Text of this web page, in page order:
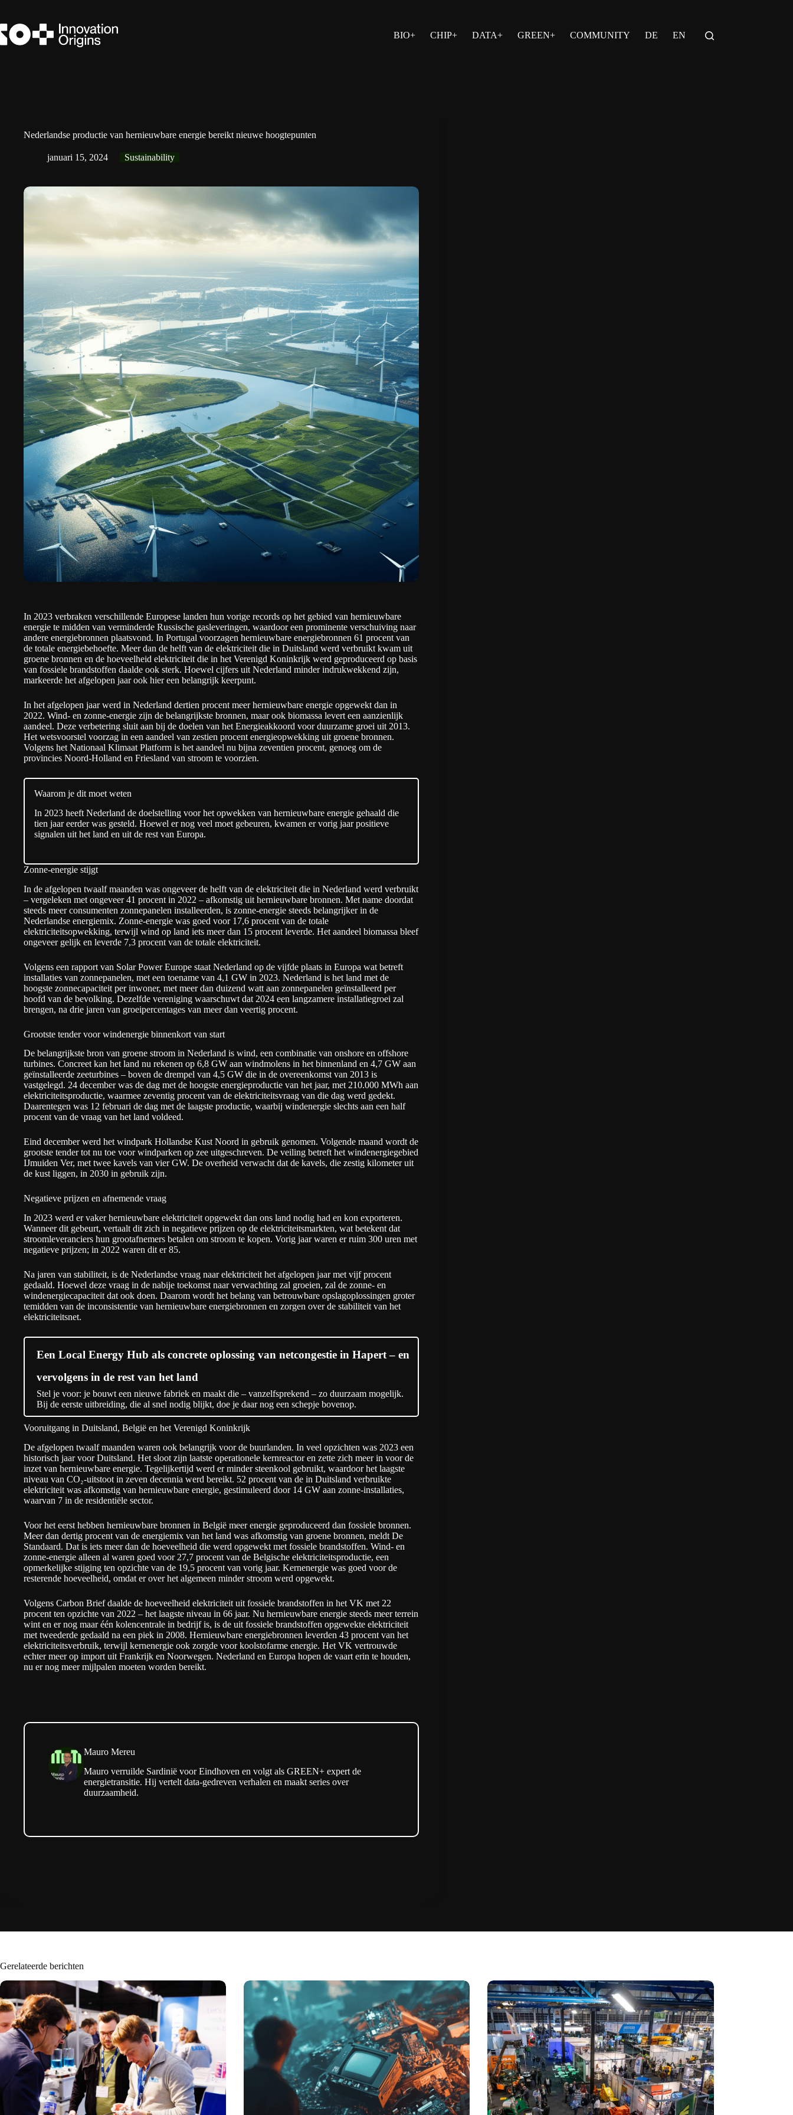
de
inhoud
BIO+ CHIP+ DATA+ GREEN+ COMMUNITY DE EN
Nederlandse productie van hernieuwbare energie bereikt nieuwe hoogtepunten
januari 15, 2024 Sustainability
In 2023 verbraken verschillende Europese landen hun vorige records op het gebied van hernieuwbare
energie te midden van verminderde Russische gasleveringen, waardoor een prominente verschuiving naar
andere energiebronnen plaatsvond. In Portugal voorzagen hernieuwbare energiebronnen 61 procent van
de totale energiebehoefte. Meer dan de helft van de elektriciteit die in Duitsland werd verbruikt kwam uit
groene bronnen en de hoeveelheid elektriciteit die in het Verenigd Koninkrijk werd geproduceerd op basis
van fossiele brandstoffen daalde ook sterk. Hoewel cijfers uit Nederland minder indrukwekkend zijn,
markeerde het afgelopen jaar ook hier een belangrijk keerpunt.
In het afgelopen jaar werd in Nederland dertien procent meer hernieuwbare energie opgewekt dan in
2022. Wind- en zonne-energie zijn de belangrijkste bronnen, maar ook biomassa levert een aanzienlijk
aandeel. Deze verbetering sluit aan bij de doelen van het Energieakkoord voor duurzame groei uit 2013.
Het wetsvoorstel voorzag in een aandeel van zestien procent energieopwekking uit groene bronnen.
Volgens het Nationaal Klimaat Platform is het aandeel nu bijna zeventien procent, genoeg om de
provincies Noord-Holland en Friesland van stroom te voorzien.
Waarom je dit moet weten
In 2023 heeft Nederland de doelstelling voor het opwekken van hernieuwbare energie gehaald die
tien jaar eerder was gesteld. Hoewel er nog veel moet gebeuren, kwamen er vorig jaar positieve
signalen uit het land en uit de rest van Europa.
Zonne-energie stijgt
In de afgelopen twaalf maanden was ongeveer de helft van de elektriciteit die in Nederland werd verbruikt
– vergeleken met ongeveer 41 procent in 2022 – afkomstig uit hernieuwbare bronnen. Met name doordat
steeds meer consumenten zonnepanelen installeerden, is zonne-energie steeds belangrijker in de
Nederlandse energiemix. Zonne-energie was goed voor 17,6 procent van de totale
elektriciteitsopwekking, terwijl wind op land iets meer dan 15 procent leverde. Het aandeel biomassa bleef
ongeveer gelijk en leverde 7,3 procent van de totale elektriciteit.
Volgens een rapport van Solar Power Europe staat Nederland op de vijfde plaats in Europa wat betreft
installaties van zonnepanelen, met een toename van 4,1 GW in 2023. Nederland is het land met de
hoogste zonnecapaciteit per inwoner, met meer dan duizend watt aan zonnepanelen geïnstalleerd per
hoofd van de bevolking. Dezelfde vereniging waarschuwt dat 2024 een langzamere installatiegroei zal
brengen, na drie jaren van groeipercentages van meer dan veertig procent.
Grootste tender voor windenergie binnenkort van start
De belangrijkste bron van groene stroom in Nederland is wind, een combinatie van onshore en offshore
turbines. Concreet kan het land nu rekenen op 6,8 GW aan windmolens in het binnenland en 4,7 GW aan
geïnstalleerde zeeturbines – boven de drempel van 4,5 GW die in de overeenkomst van 2013 is
vastgelegd. 24 december was de dag met de hoogste energieproductie van het jaar, met 210.000 MWh aan
elektriciteitsproductie, waarmee zeventig procent van de elektriciteitsvraag van die dag werd gedekt.
Daarentegen was 12 februari de dag met de laagste productie, waarbij windenergie slechts aan een half
procent van de vraag van het land voldeed.
Eind december werd het windpark Hollandse Kust Noord in gebruik genomen. Volgende maand wordt de
grootste tender tot nu toe voor windparken op zee uitgeschreven. De veiling betreft het windenergiegebied
IJmuiden Ver, met twee kavels van vier GW. De overheid verwacht dat de kavels, die zestig kilometer uit
de kust liggen, in 2030 in gebruik zijn.
Negatieve prijzen en afnemende vraag
In 2023 werd er vaker hernieuwbare elektriciteit opgewekt dan ons land nodig had en kon exporteren.
Wanneer dit gebeurt, vertaalt dit zich in negatieve prijzen op de elektriciteitsmarkten, wat betekent dat
stroomleveranciers hun grootafnemers betalen om stroom te kopen. Vorig jaar waren er ruim 300 uren met
negatieve prijzen; in 2022 waren dit er 85.
Na jaren van stabiliteit, is de Nederlandse vraag naar elektriciteit het afgelopen jaar met vijf procent
gedaald. Hoewel deze vraag in de nabije toekomst naar verwachting zal groeien, zal de zonne- en
windenergiecapaciteit dat ook doen. Daarom wordt het belang van betrouwbare opslagoplossingen groter
temidden van de inconsistentie van hernieuwbare energiebronnen en zorgen over de stabiliteit van het
elektriciteitsnet.
Een Local Energy Hub als concrete oplossing van netcongestie in Hapert – en
vervolgens in de rest van het land
Stel je voor: je bouwt een nieuwe fabriek en maakt die – vanzelfsprekend – zo duurzaam mogelijk.
Bij de eerste uitbreiding, die al snel nodig blijkt, doe je daar nog een schepje bovenop.
Vooruitgang in Duitsland, België en het Verenigd Koninkrijk
De afgelopen twaalf maanden waren ook belangrijk voor de buurlanden. In veel opzichten was 2023 een
historisch jaar voor Duitsland. Het sloot zijn laatste operationele kernreactor en zette zich meer in voor de
inzet van hernieuwbare energie. Tegelijkertijd werd er minder steenkool gebruikt, waardoor het laagste
niveau van CO₂-uitstoot in zeven decennia werd bereikt. 52 procent van de in Duitsland verbruikte
elektriciteit was afkomstig van hernieuwbare energie, gestimuleerd door 14 GW aan zonne-installaties,
waarvan 7 in de residentiële sector.
Voor het eerst hebben hernieuwbare bronnen in België meer energie geproduceerd dan fossiele bronnen.
Meer dan dertig procent van de energiemix van het land was afkomstig van groene bronnen, meldt De
Standaard. Dat is iets meer dan de hoeveelheid die werd opgewekt met fossiele brandstoffen. Wind- en
zonne-energie alleen al waren goed voor 27,7 procent van de Belgische elektriciteitsproductie, een
opmerkelijke stijging ten opzichte van de 19,5 procent van vorig jaar. Kernenergie was goed voor de
resterende hoeveelheid, omdat er over het algemeen minder stroom werd opgewekt.
Volgens Carbon Briefdaalde de hoeveelheid elektriciteit uit fossiele brandstoffen in het VK met 22
procent ten opzichte van 2022 – het laagste niveau in 66 jaar. Nu hernieuwbare energie steeds meer terrein
wint en er nog maar één kolencentrale in bedrijf is, is de uit fossiele brandstoffen opgewekte elektriciteit
met tweederde gedaald na een piek in 2008. Hernieuwbare energiebronnen leverden 43 procent van het
elektriciteitsverbruik, terwijl kernenergie ook zorgde voor koolstofarme energie. Het VK vertrouwde
echter meer op import uit Frankrijk en Noorwegen. Nederland en Europa hopen de vaart erin te houden,
nu er nog meer mijlpalen moeten worden bereikt.
Mauro Mereu
Mauro verruilde Sardinië voor Eindhoven en volgt als GREEN+ expert de
energietransitie. Hij vertelt data-gedreven verhalen en maakt series over
duurzaamheid.
Gerelateerde berichten